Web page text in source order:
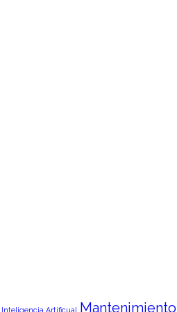
Inteligencia Artificual Mantenimiento